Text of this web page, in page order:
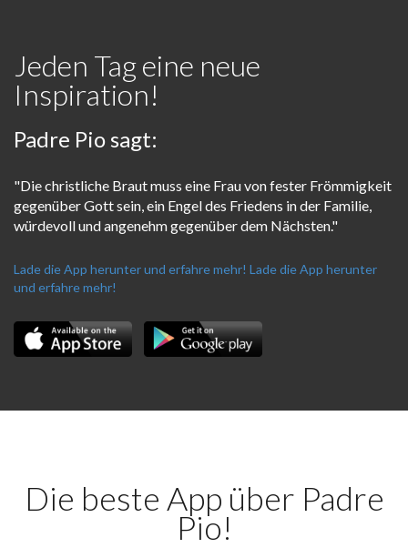
Jeden Tag eine neue
Inspiration!
Padre Pio sagt:
"Die christliche Braut muss eine Frau von fester Frömmigkeit
gegenüber Gott sein, ein Engel des Friedens in der Familie,
würdevoll und angenehm gegenüber dem Nächsten."
Lade die App herunter und erfahre mehr! Lade die App herunter
und erfahre mehr!
Die beste App über Padre
Pio!